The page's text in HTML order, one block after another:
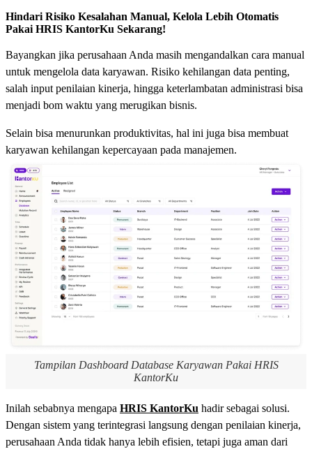
Hindari Risiko Kesalahan Manual, Kelola Lebih Otomatis
Pakai HRIS KantorKu Sekarang!
Bayangkan jika perusahaan Anda masih mengandalkan cara manual
untuk mengelola data karyawan. Risiko kehilangan data penting,
salah input penilaian kinerja, hingga keterlambatan administrasi bisa
menjadi bom waktu yang merugikan bisnis.
Selain bisa menurunkan produktivitas, hal ini juga bisa membuat
karyawan kehilangan kepercayaan pada manajemen.
Tampilan Dashboard Database Karyawan Pakai HRIS
KantorKu
Inilah sebabnya mengapa HRIS KantorKu hadir sebagai solusi.
Dengan sistem yang terintegrasi langsung dengan penilaian kinerja,
perusahaan Anda tidak hanya lebih efisien, tetapi juga aman dari